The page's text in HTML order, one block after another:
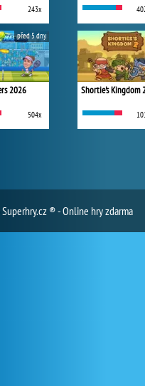
243x
2026
504x
před 5 dny
Shortie's Kingdom
® - Online hry zdarma